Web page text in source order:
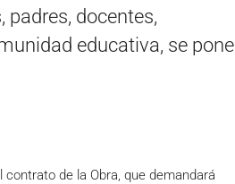
docentes,
educativa, se pone
de la Obra, que demandará